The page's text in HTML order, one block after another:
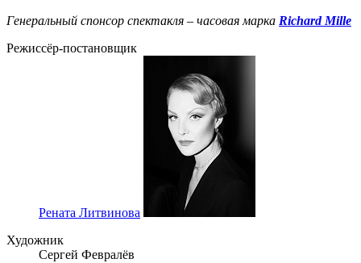
Генеральный спонсор спектакля – часовая марка Richard Mille
Режиссёр-постановщик
Рената Литвинова
Художник
Сергей Февралёв